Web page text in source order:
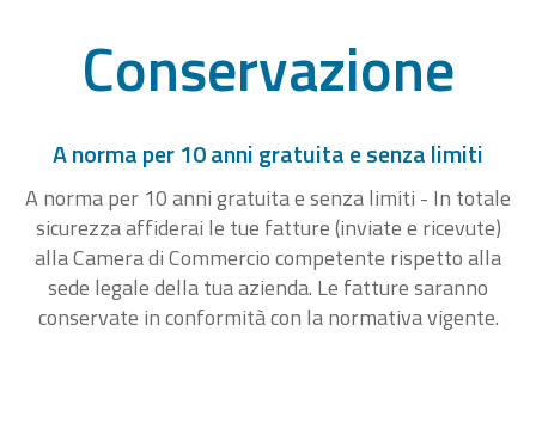
Conservazione
A norma per 10 anni gratuita e senza limiti
A norma per 10 anni gratuita e senza limiti - In totale
sicurezza affiderai le tue fatture (inviate e ricevute)
alla Camera di Commercio competente rispetto alla
sede legale della tua azienda. Le fatture saranno
conservate in conformità con la normativa vigente.